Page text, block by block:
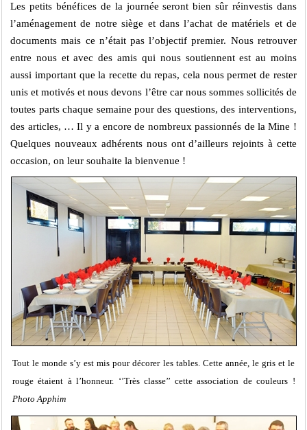
Les petits bénéfices de la journée seront bien sûr réinvestis dans
l’aménagement de notre siège et dans l’achat de matériels et de
documents mais ce n’était pas l’objectif premier. Nous retrouver
entre nous et avec des amis qui nous soutiennent est au moins
aussi important que la recette du repas, cela nous permet de rester
unis et motivés et nous devons l’être car nous sommes sollicités de
toutes parts chaque semaine pour des questions, des interventions,
des articles, … Il y a encore de nombreux passionnés de la Mine !
Quelques nouveaux adhérents nous ont d’ailleurs rejoints à cette
occasion, on leur souhaite la bienvenue !
Tout le monde s’y est mis pour décorer les tables. Cette année, le gris et le
rouge étaient à l’honneur. ‘’Très classe’’ cette association de couleurs !
Photo Apphim